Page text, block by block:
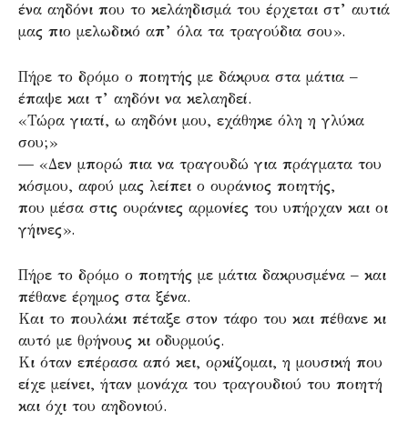
ένα αηδόνι που το κελάηδισμά του έρχεται στ’ αυτιά
μας πιο μελωδικό απ’ όλα τα τραγούδια σου».
Πήρε το δρόμο ο ποιητής με δάκρυα στα μάτια –
έπαψε και τ’ αηδόνι να κελαηδεί.
«Τώρα γιατί, ω αηδόνι μου, εχάθηκε όλη η γλύκα
σου;»
— «Δεν μπορώ πια να τραγουδώ για πράγματα του
κόσμου, αφού μας λείπει ο ουράνιος ποιητής,
που μέσα στις ουράνιες αρμονίες του υπήρχαν και οι
γήινες».
Πήρε το δρόμο ο ποιητής με μάτια δακρυσμένα – και
πέθανε έρημος στα ξένα.
Και το πουλάκι πέταξε στον τάφο του και πέθανε κι
αυτό με θρήνους κι οδυρμούς.
Κι όταν επέρασα από κει, ορκίζομαι, η μουσική που
είχε μείνει, ήταν μονάχα του τραγουδιού του ποιητή
και όχι του αηδονιού.